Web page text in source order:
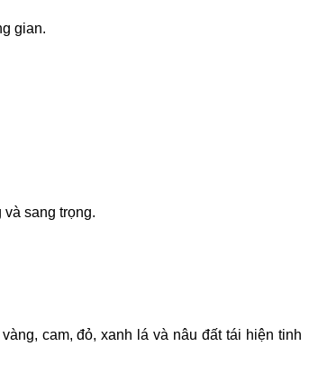
gian.
sang trọng.
cam, đỏ, xanh lá và nâu đất tái hiện tinh